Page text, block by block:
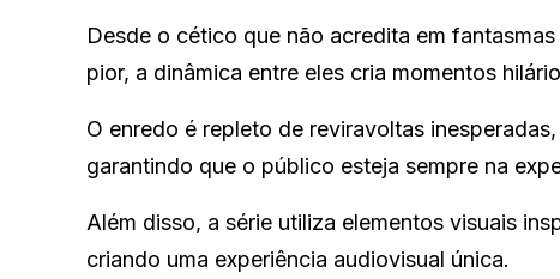
Desde o cético que não acredita em
pior, a dinâmica entre eles cria momentos
O enredo é repleto de reviravoltas
garantindo que o público esteja sempre na
Além disso, a série utiliza elementos visuais
criando uma experiência audiovisual única.